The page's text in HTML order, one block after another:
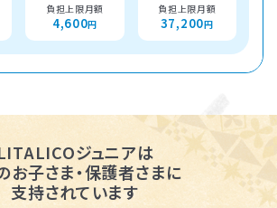
負担上限月額
4,600円
負担上限月額
37,200円
ジュニアは
お子さま・保護者さまに
支持されています